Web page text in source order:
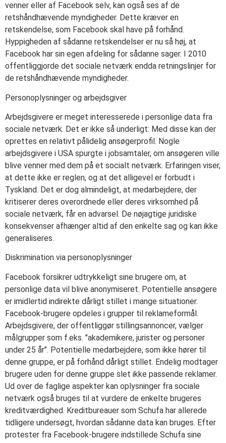
venner eller af Facebook selv, kan også ses af de
retshåndhævende myndigheder. Dette kræver en
retskendelse, som Facebook skal have på forhånd.
Hyppigheden af sådanne retskendelser er nu så høj, at
Facebook har sin egen afdeling for sådanne sager. I 2010
offentliggjorde det sociale netværk endda retningslinjer for
de retshåndhævende myndigheder.
Personoplysninger og arbejdsgiver
Arbejdsgivere er meget interesserede i personlige data fra
sociale netværk. Det er ikke så underligt: Med disse kan der
oprettes en relativt pålidelig ansøgerprofil. Nogle
arbejdsgivere i USA spurgte i jobsamtaler, om ansøgeren ville
blive venner med dem på et socialt netværk. Erfaringen viser,
at dette ikke er reglen, og at det alligevel er forbudt i
Tyskland. Det er dog almindeligt, at medarbejdere, der
kritiserer deres overordnede eller deres virksomhed på
sociale netværk, får en advarsel. De nøjagtige juridiske
konsekvenser afhænger altid af den enkelte sag og kan ikke
generaliseres.
Diskrimination via personoplysninger
Facebook forsikrer udtrykkeligt sine brugere om, at
personlige data vil blive anonymiseret. Potentielle ansøgere
er imidlertid indirekte dårligt stillet i mange situationer.
Facebook-brugere opdeles i grupper til reklameformål.
Arbejdsgivere, der offentliggør stillingsannoncer, vælger
målgrupper som f.eks. "akademikere, jurister og personer
under 25 år". Potentielle medarbejdere, som ikke hører til
denne gruppe, er på forhånd dårligt stillet. Endelig modtager
brugere uden for denne gruppe slet ikke passende reklamer.
Ud over de faglige aspekter kan oplysninger fra sociale
netværk også bruges til at vurdere de enkelte brugeres
kreditværdighed. Kreditbureauer som Schufa har allerede
tidligere undersøgt, hvordan sådanne data kan bruges. Efter
protester fra Facebook-brugere indstillede Schufa sine